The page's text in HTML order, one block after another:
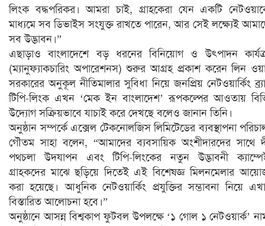
লিংক বদ্ধপরিকর। আমরা চাই, গ্রাহকেরা যেন একটি
মাধ্যমে সব ডিভাইস সংযুক্ত রাখতে পারেন, আর সেই লক্ষ্যেই
সব উদ্ভাবন।”
এছাড়াও বাংলাদেশে বড় ধরনের বিনিয়োগ ও উৎপাদন
(ম্যানুফ্যাকচারিং অপারেশনস) শুরুর আগ্রহ প্রকাশ করেন লিন
সরকারের অনুকূল নীতিমালার সুবিধা নিয়ে জনপ্রিয় নেটওয়ার্কিং
টিপি-লিংক এখন ‘মেক ইন বাংলাদেশ’ রূপকল্পের আওতায়
উদ্যোগ সক্রিয়ভাবে যাচাই করে দেখছে বলেও জানান তিনি।
অনুষ্ঠান সম্পর্কে এক্সেল টেকনোলজিস লিমিটেডের ব্যবস্থাপনা
গৌতম সাহা বলেন, “আমাদের ব্যবসায়িক অংশীদারদের সাথে
পথচলা উদযাপন এবং টিপি-লিংকের নতুন উদ্ভাবনী
গ্রাহকদের মাঝে ছড়িয়ে দিতেই এই বিশেষজ্ঞ মিলনমেলার
করা হয়েছে। আধুনিক নেটওয়ার্কিং প্রযুক্তির সম্ভাবনা নিয়ে
বিস্তারিত আলোচনা হবে।”
অনুষ্ঠানে আসন্ন বিশ্বকাপ ফুটবল উপলক্ষে ‘১ গোল ১ নেটওয়ার্ক’